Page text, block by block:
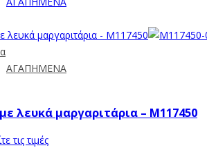
ΑΓΑΠΗΜΕΝΑ
λευκά μαργαριτάρια – M117450
τις τιμές